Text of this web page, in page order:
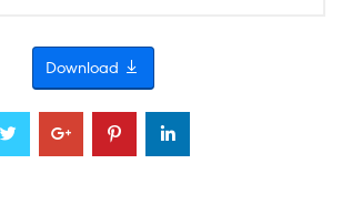
Download